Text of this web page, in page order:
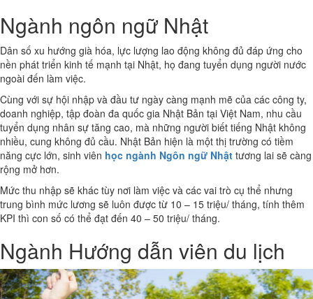
Ngành ngôn ngữ Nhật
Dân số xu hướng già hóa, lực lượng lao động không đủ đáp ứng cho
nền phát triển kinh tế mạnh tại Nhật, họ đang tuyển dụng người nước
ngoài đến làm việc.
Cùng với sự hội nhập và đầu tư ngày càng mạnh mẽ của các công ty,
doanh nghiệp, tập đoàn đa quốc gia Nhật Bản tại Việt Nam, nhu cầu
tuyển dụng nhân sự tăng cao, mà những người biết tiếng Nhật không
nhiều, cung không đủ cầu. Nhật Bản hiện là một thị trường có tiềm
năng cực lớn, sinh viên học ngành Ngôn ngữ Nhật tương lai sẽ càng
rộng mở hơn.
Mức thu nhập sẽ khác tùy nơi làm việc và các vai trò cụ thể nhưng
trung bình mức lương sẽ luôn được từ 10 – 15 triệu/ tháng, tính thêm
KPI thì con số có thể đạt đến 40 – 50 triệu/ tháng.
Ngành Hướng dẫn viên du lịch